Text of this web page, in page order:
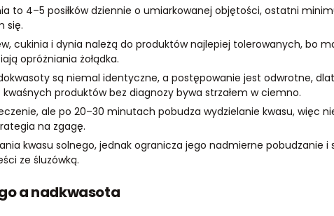
to 4–5 posiłków dziennie o umiarkowanej objętości, ostatni
się.
cukinia i dynia należą do produktów najlepiej tolerowanych, bo
opróżniania żołądka.
są niemal identyczne, a postępowanie jest odwrotne,
produktów bez diagnozy bywa strzałem w ciemno.
ale po 20–30 minutach pobudza wydzielanie kwasu, więc
na zgagę.
kwasu solnego, jednak ogranicza jego nadmierne pobudzanie i
ze śluzówką.
a nadkwasota